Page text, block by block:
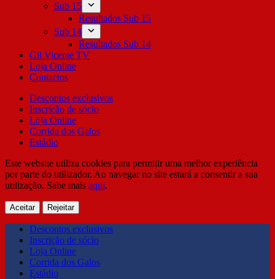
Sub 15
Resultados Sub 15
Sub 14
Resultados Sub 14
Gil Vicente TV
Loja Online
Contactos
Descontos exclusivos
Inscrição de sócio
Loja Online
Corrida dos Galos
Estádio
Este website utiliza cookies para permitir uma melhor experiência
por parte do utilizador. Ao navegar no site estará a consentir a sua
utilização. Sabe mais aqui.
Aceitar Rejeitar
Descontos exclusivos
Inscrição de sócio
Loja Online
Corrida dos Galos
Estádio